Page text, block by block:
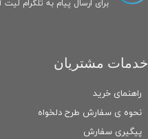
راهنمای خرید
نحوه ی سفارش طرح دلخواه
پیگیری سفارش
خدمات مشتریان
برای ارسال پیام به تلگرام